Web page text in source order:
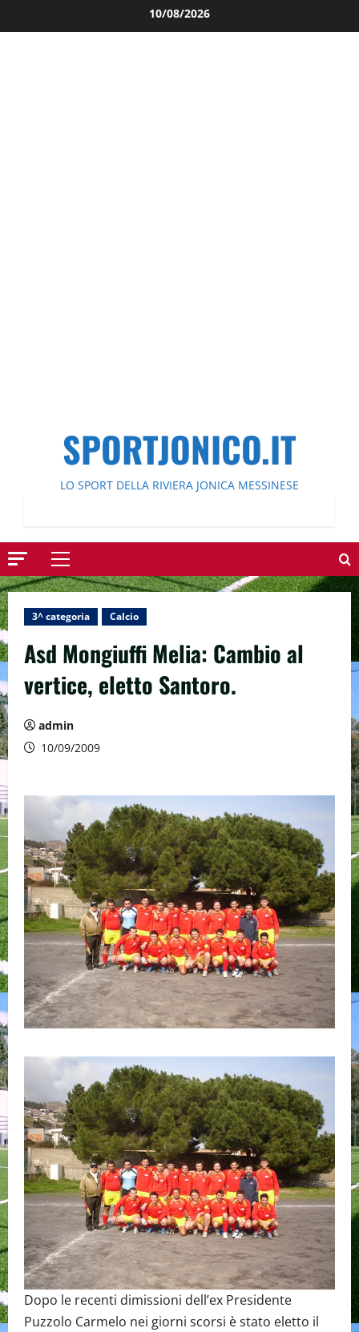
al
10/08/2026
SPORTJONICO.IT
LO SPORT DELLA RIVIERA JONICA MESSINESE
Menu
principale
3^ categoria Calcio
Asd Mongiuffi Melia: Cambio al
vertice, eletto Santoro.
admin
10/09/2009
Dopo le recenti dimissioni dell’ex Presidente
Puzzolo Carmelo nei giorni scorsi è stato eletto il